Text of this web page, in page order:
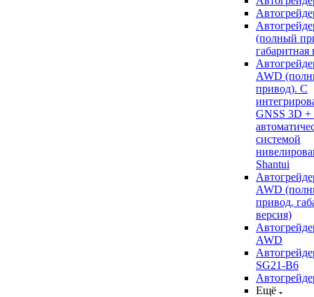
(полный
габаритная
AWD
привод). С
GNSS 3D +
системой
Shantui
AWD
привод,
версия)
AWD
SG21-B6
Ещё